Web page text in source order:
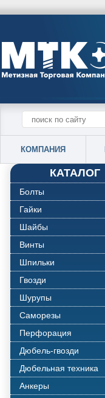
КОМПАНИЯ
КАТАЛОГ
Болты
Гайки
Шайбы
Винты
Шпильки
Гвозди
Шурупы
Саморезы
Перфорация
Дюбель-гвозди
Дюбельная техника
Анкеры